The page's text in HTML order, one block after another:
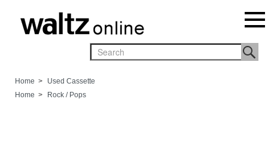
Home >
Used Cassette
Home > Rock / Pops